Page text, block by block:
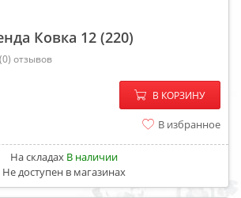
Ковка 12 (220)
(0) отзывов
− +
В КОРЗИНУ
В избранное
На складах В наличии
Не доступен в магазинах